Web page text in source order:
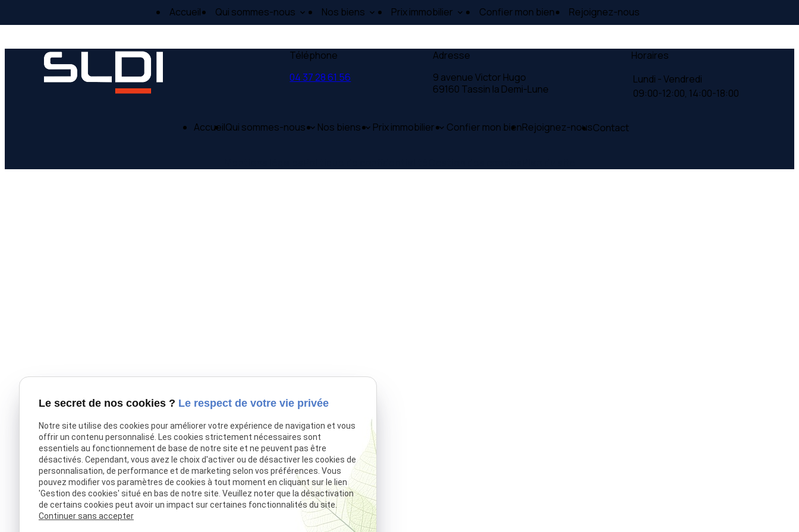
Accueil Qui sommes-nous Nos biens Prix immobilier Confier mon bien Rejoignez-nous
Téléphone
04 37 28 61 56
Adresse
9 avenue Victor Hugo
69160 Tassin la Demi-Lune
Horaires
Lundi - Vendredi
09:00-12:00, 14:00-18:00
AccueilQui sommes-nous Nos biens Prix immobilier Confier mon bienRejoignez-nousContact
Le secret de nos cookies ? Le respect de votre vie privée
Notre site utilise des cookies pour améliorer votre expérience de navigation et vous
offrir un contenu personnalisé. Les cookies strictement nécessaires sont
essentiels au fonctionnement de base de notre site et ne peuvent pas être
désactivés. Cependant, vous avez le choix d'activer ou de désactiver les cookies de
personnalisation, de performance et de marketing selon vos préférences. Vous
pouvez modifier vos paramètres de cookies à tout moment en cliquant sur le lien
'Gestion des cookies' situé en bas de notre site. Veuillez noter que la désactivation
de certains cookies peut avoir un impact sur certaines fonctionnalités du site.
Continuer sans accepter